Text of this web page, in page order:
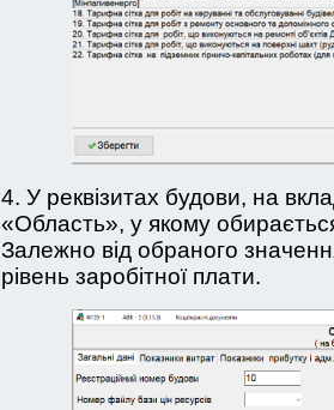
4. У реквізитах будови, на
«Область», у якому
Залежно від обраного
рівень заробітної плати.